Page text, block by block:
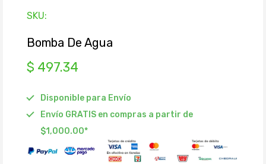
SKU:
Bomba De Agua
$ 497.34
Disponible para Envío
Envío GRATIS en compras a partir de
$1,000.00*